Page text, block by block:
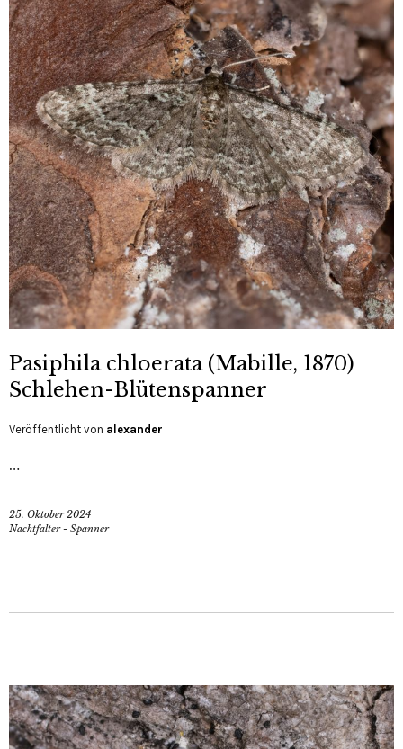
Pasiphila chloerata (Mabille, 1870)
Schlehen-Blütenspanner
Veröffentlicht von alexander
…
25. Oktober 2024
Nachtfalter - Spanner